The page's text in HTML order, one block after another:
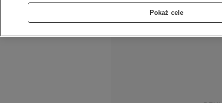
sposób ułatwić mieszkańcom dokonywanie
Pokaż cele